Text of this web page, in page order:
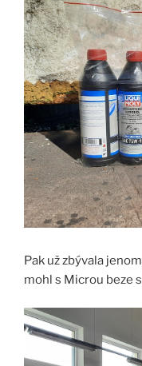
Pak už zbývala
mohl s Microu beze